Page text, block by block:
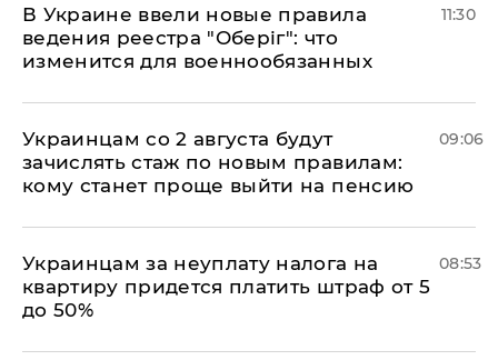
В Украине ввели новые правила
ведения реестра "Оберіг": что
изменится для военнообязанных
11:30
Украинцам со 2 августа будут
зачислять стаж по новым правилам:
кому станет проще выйти на пенсию
09:06
Украинцам за неуплату налога на
квартиру придется платить штраф от 5
до 50%
08:53